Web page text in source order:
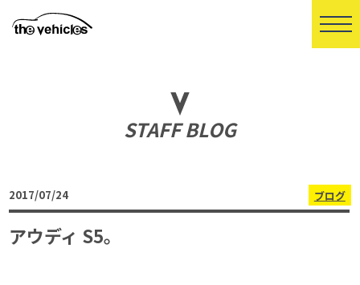
STAFF BLOG
アウディ S5。
ブログ
2017/07/24